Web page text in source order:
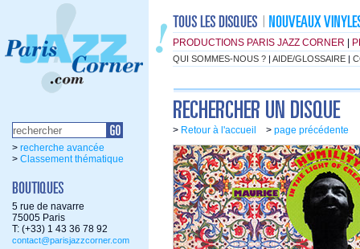
PRODUCTIONS PARIS JAZZ CORNER
QUI SOMMES-NOUS ? | AIDE/GLOSSAIRE |
> recherche avancée
> Classement thématique
5 rue de navarre
75005 Paris
T: (+33) 1 43 36 78 92
contact@parisjazzcorner.com
> Retour à l'accueil > page précédente